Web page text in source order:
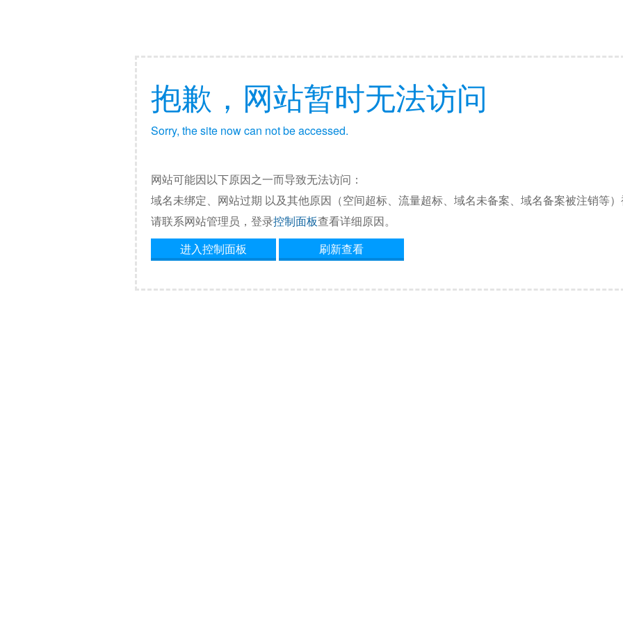
抱歉，网站暂时无法访问
Sorry, the site now can not be accessed.
网站可能因以下原因之一而导致无法访问：
域名未绑定、网站过期 以及其他原因（空间超标、流量超标、域名未备案、域名备案被注销等）
请联系网站管理员，登录控制面板查看详细原因。
进入控制面板
刷新查看